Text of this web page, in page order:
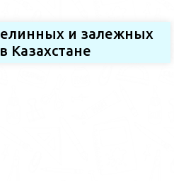
и залежных
Казахстане